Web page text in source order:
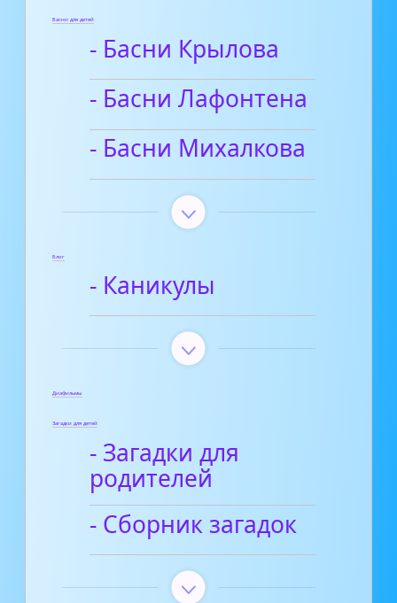
Басни для детей
- Басни Крылова
- Басни Лафонтена
- Басни Михалкова
Блог
- Каникулы
Диафильмы
Загадки для детей
- Загадки для
родителей
- Сборник загадок